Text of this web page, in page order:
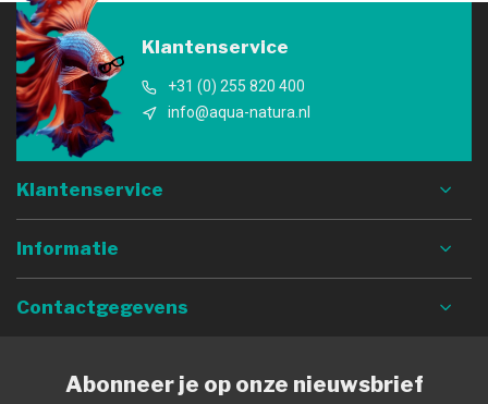
Klantenservice
+31 (0) 255 820 400
info@aqua-natura.nl
Klantenservice
Informatie
Contactgegevens
Abonneer je op onze nieuwsbrief